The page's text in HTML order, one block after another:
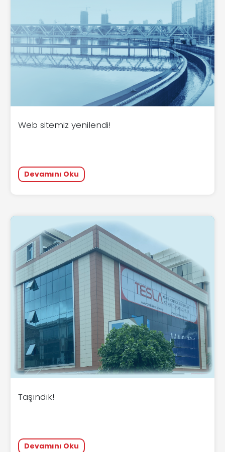
Web sitemiz yenilendi!
Devamını Oku
Taşındık!
Devamını Oku